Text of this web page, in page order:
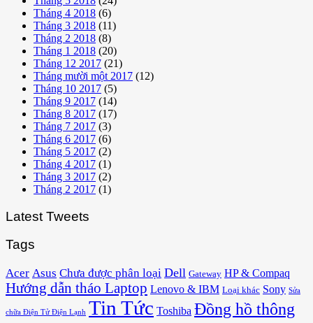
Tháng 4 2018 (6)
Tháng 3 2018 (11)
Tháng 2 2018 (8)
Tháng 1 2018 (20)
Tháng 12 2017 (21)
Tháng mười một 2017 (12)
Tháng 10 2017 (5)
Tháng 9 2017 (14)
Tháng 8 2017 (17)
Tháng 7 2017 (3)
Tháng 6 2017 (6)
Tháng 5 2017 (2)
Tháng 4 2017 (1)
Tháng 3 2017 (2)
Tháng 2 2017 (1)
Latest Tweets
Tags
Acer Asus Chưa được phân loại Dell Gateway HP & Compaq
Hướng dẫn tháo Laptop Lenovo & IBM Loại khác Sony Sửa
chữa Điện Tử Điện Lạnh Tin Tức Toshiba Đồng hồ thông